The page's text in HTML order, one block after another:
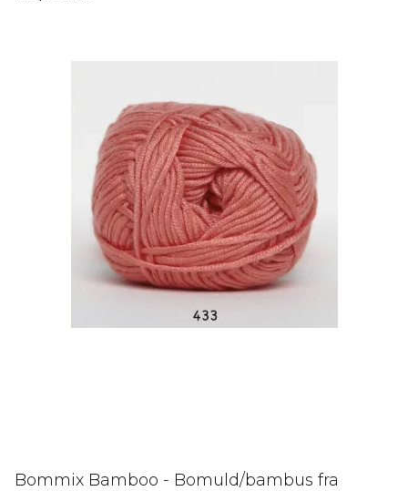
Bommix Bamboo - Bomuld/bambus fra